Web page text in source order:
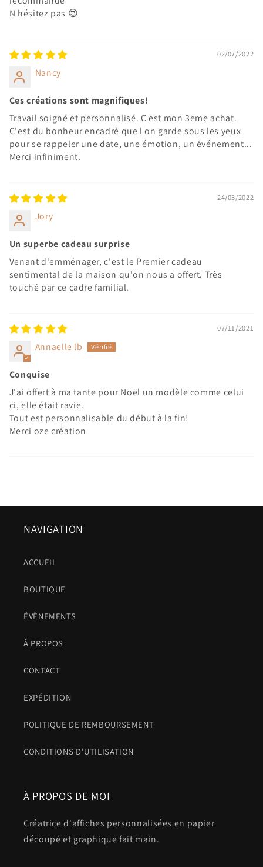
N hésitez pas 😍
02/07/2022
Nancy
Ces créations sont magnifiques!
Travail soigné et personnalisé. C est mon 3eme achat.
C'est du bonheur encadré que l on garde sous les yeux
pour se rappeler une date, une émotion, un événement...
Merci infiniment.
24/03/2022
Jory
Un superbe cadeau surprise
Venant d'emménager, c'est le Premier cadeau
sentimental de la maison qu'on nous a offert. Très
touché par ce cadre familial.
07/11/2021
Annaelle lb
Conquise
J'ai offert à ma tante pour Noël un modèle comme celui
ci, elle était ravie.
Tout est personnalisable du début à la fin!
Merci oze création
NAVIGATION
ACCUEIL
BOUTIQUE
ÉVÈNEMENTS
À PROPOS
CONTACT
EXPÉDITION
POLITIQUE DE REMBOURSEMENT
CONDITIONS D'UTILISATION
À PROPOS DE MOI
Créatrice d'affiches personnalisées en papier
découpé et graphique fait main.